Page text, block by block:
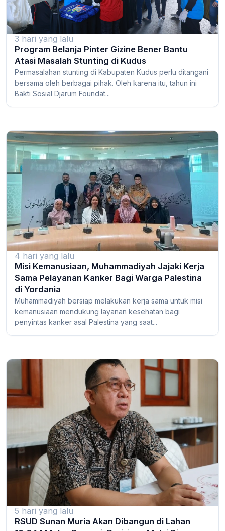
3 hari yang lalu
Program Belanja Pinter Gizine Bener Bantu
Atasi Masalah Stunting di Kudus
Permasalahan stunting di Kabupaten Kudus perlu ditangani
bersama oleh berbagai pihak. Oleh karena itu, tahun ini
Bakti Sosial Djarum Foundat...
4 hari yang lalu
Misi Kemanusiaan, Muhammadiyah Jajaki Kerja
Sama Pelayanan Kanker Bagi Warga Palestina
di Yordania
Muhammadiyah bersiap melakukan kerja sama untuk misi
kemanusiaan mendukung layanan kesehatan bagi
penyintas kanker asal Palestina yang saat...
5 hari yang lalu
RSUD Sunan Muria Akan Dibangun di Lahan